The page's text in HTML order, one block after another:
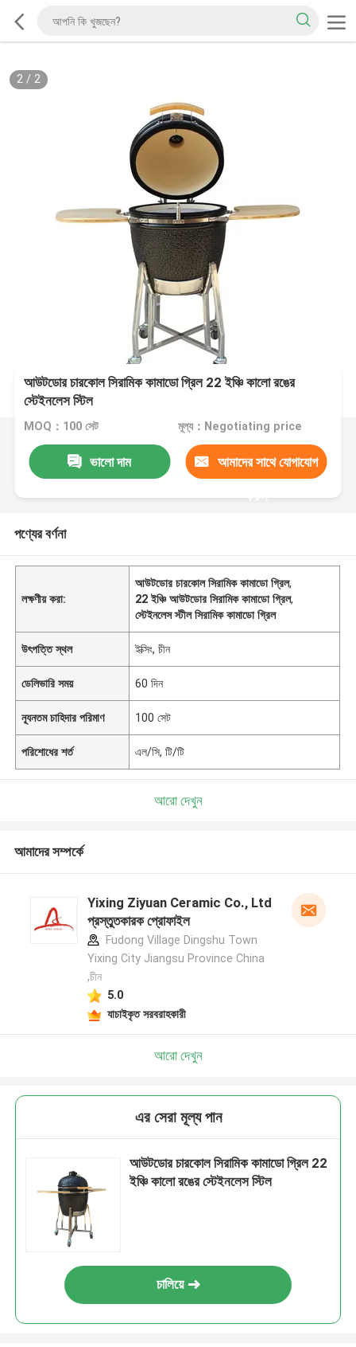
2/ 2
আউটডোর চারকোল সিরামিক কামাডো গ্রিল 22 ইঞ্চি কালো রঙের
স্টেইনলেস স্টিল
MOQ：100 সেট মূল্য：Negotiating price
ভালো দাম আমাদের সাথে যোগাযোগ
করুন
পণ্যের বর্ণনা
লক্ষণীয় করা:
আউটডোর চারকোল সিরামিক কামাডো গ্রিল,
22 ইঞ্চি আউটডোর সিরামিক কামাডো গ্রিল,
স্টেইনলেস স্টীল সিরামিক কামাডো গ্রিল
উৎপত্তি স্থল ইক্সিং, চীন
ডেলিভারি সময় 60 দিন
ন্যূনতম চাহিদার পরিমাণ 100 সেট
পরিশোধের শর্ত এল/সি, টি/টি
আরো দেখুন
আমাদের সম্পর্কে
Yixing Ziyuan Ceramic Co., Ltd
প্রস্তুতকারক প্রোফাইল
Fudong Village Dingshu Town
Yixing City Jiangsu Province China
,চীন
5.0
যাচাইকৃত সরবরাহকারী
আরো দেখুন
এর সেরা মূল্য পান
আউটডোর চারকোল সিরামিক কামাডো গ্রিল 22
ইঞ্চি কালো রঙের স্টেইনলেস স্টিল
চালিয়ে